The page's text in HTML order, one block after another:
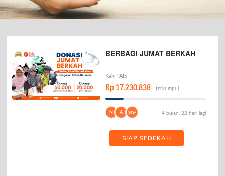
BERBAGI JUMAT BERKAH
Kak PAIS
Rp 17.230.838 terkumpul
N A 143+ 4 bulan, 22 hari lagi
SIAP SEDEKAH